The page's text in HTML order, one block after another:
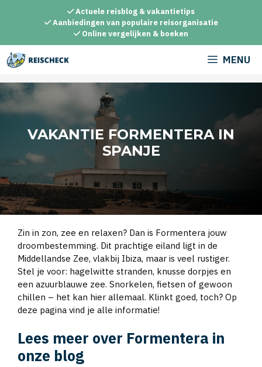
inhoud
Actuele reisblog & vakantietips
Aanbiedingen van populaire reisorganisatie
Online vergelijken & boeken
MENU
VAKANTIE FORMENTERA IN
SPANJE
Zin in zon, zee en relaxen? Dan is Formentera jouw
droombestemming. Dit prachtige eiland ligt in de
Middellandse Zee, vlakbij Ibiza, maar is veel rustiger.
Stel je voor: hagelwitte stranden, knusse dorpjes en
een azuurblauwe zee. Snorkelen, fietsen of gewoon
chillen – het kan hier allemaal. Klinkt goed, toch? Op
deze pagina vind je alle informatie!
Lees meer over Formentera in
onze blog